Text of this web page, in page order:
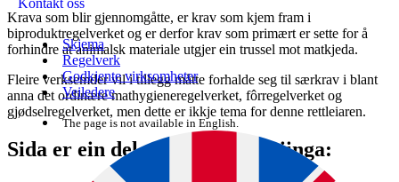
Kontakt oss
Skjema
Regelverk
Godkjente virksomheter
Veiledere
The page is not available in English.
Krava som blir gjennomgåtte, er krav som kjem fram i
biproduktregelverket og er derfor krav som primært er sette for å
forhindre at animalsk materiale utgjer ein trussel mot matkjeda.
Fleire verksemder vil i tillegg måtte forhalde seg til særkrav i blant
anna det ordinære mathygieneregelverket, fôrregelverket og
gjødselregelverket, men dette er ikkje tema for denne rettleiaren.
Sida er ein del av denne rettleiinga: